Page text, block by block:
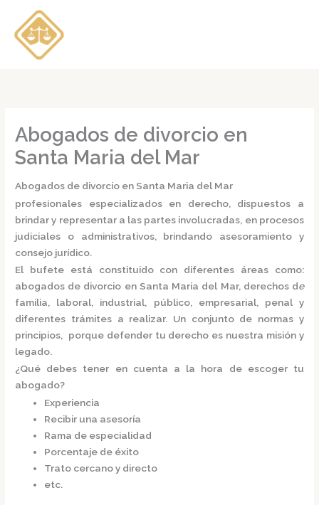
contenido
Abogados de divorcio en
Santa Maria del Mar
Abogados de divorcio en Santa Maria del Mar
profesionales especializados en derecho, dispuestos a
brindar y representar a las partes involucradas, en procesos
judiciales o administrativos, brindando asesoramiento y
consejo jurídico.
El bufete está constituido con diferentes áreas como:
abogados de divorcio en Santa Maria del Mar, derechos de
familia, laboral, industrial, público, empresarial, penal y
diferentes trámites a realizar. Un conjunto de normas y
principios, porque defender tu derecho es nuestra misión y
legado.
¿Qué debes tener en cuenta a la hora de escoger tu
abogado?
Experiencia
Recibir una asesoría
Rama de especialidad
Porcentaje de éxito
Trato cercano y directo
etc.